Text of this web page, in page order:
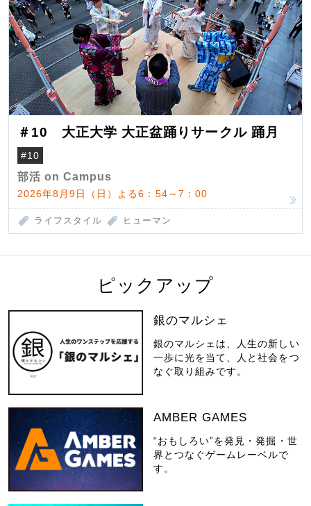
＃10 大正大学 大正盆踊りサークル 踊月
#10
部活 on Campus
2026年8月9日（日）よる6：54～7：00
ライフスタイル ヒューマン
ピックアップ
銀のマルシェ
銀のマルシェは、人生の新しい
一歩に光を当て、人と社会をつ
なぐ取り組みです。
AMBER GAMES
“おもしろい”を発見・発掘・世
界とつなぐゲームレーベルで
す。